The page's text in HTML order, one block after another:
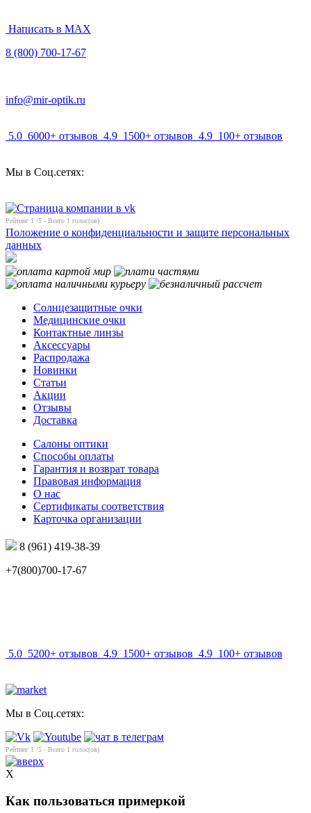
Написать в MAX
8 (800) 700-17-67
info@mir-optik.ru
5.0 6000+ отзывов 4.9 1500+ отзывов 4.9 100+ отзывов
Мы в Соц.сетях:
Рейтинг 1 /5 - Всего 1 голос(ов)
Положение о конфиденциальности и защите персональных
данных
Солнцезащитные очки
Медицинские очки
Контактные линзы
Аксессуары
Распродажа
Новинки
Статьи
Акции
Отзывы
Доставка
Салоны оптики
Способы оплаты
Гарантия и возврат товара
Правовая информация
О нас
Сертификаты соответствия
Карточка организации
8 (961) 419-38-39
+7(800)700-17-67
5.0 5200+ отзывов 4.9 1500+ отзывов 4.9 100+ отзывов
Мы в Соц.сетях:
Рейтинг 1 /5 - Всего 1 голос(ов)
X
Как пользоваться примеркой